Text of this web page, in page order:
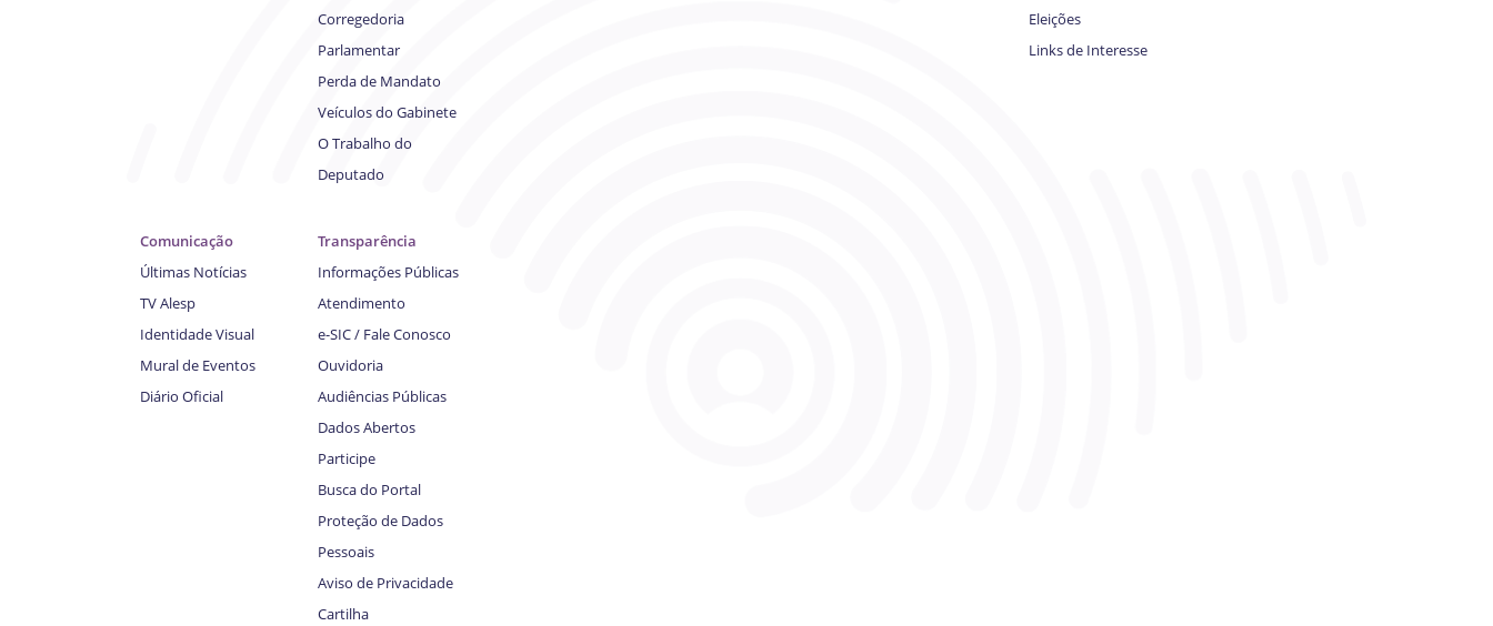
Corregedoria
Parlamentar
Perda de Mandato
Veículos do Gabinete
O Trabalho do
Deputado
Eleições
Links de Interesse
Comunicação
Últimas Notícias
TV Alesp
Identidade Visual
Mural de Eventos
Diário Oficial
Transparência
Informações Públicas
Atendimento
e-SIC / Fale Conosco
Ouvidoria
Audiências Públicas
Dados Abertos
Participe
Busca do Portal
Proteção de Dados
Pessoais
Aviso de Privacidade
Cartilha